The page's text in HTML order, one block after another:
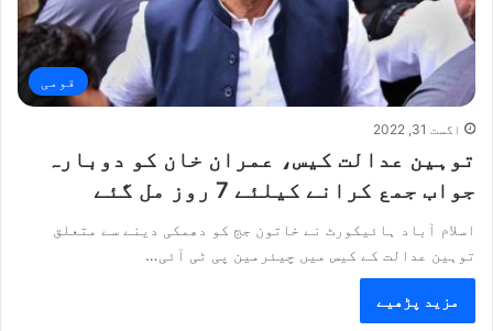
قومی
اگست 31, 2022
توہین عدالت کیس، عمران خان کو دوبارہ
جواب جمع کرانے کیلئے 7 روز مل گئے
اسلام آباد ہائیکورٹ نے خاتون جج کو دھمکی دینے سے متعلق
توہین عدالت کے کیس میں چیئرمین پی ٹی آئی…
مزید پڑھیے